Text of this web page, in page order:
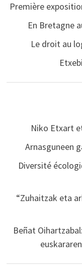
Première
En Bretagne
Le droit au
Niko Etxart
Arnasguneen
Diversité
“Zuhaitzak eta
Beñat